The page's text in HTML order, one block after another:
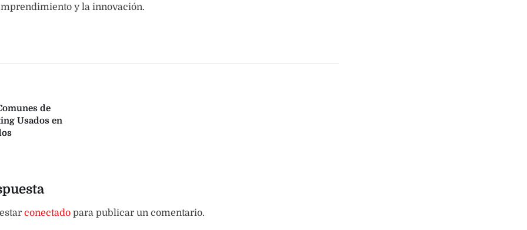
y la innovación.
de
Usados en
conectado para publicar un comentario.